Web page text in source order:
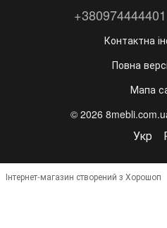
Контактна
Повна
Мапа
© 2026
Укр
Інтернет-магазин створений з Хорошоп